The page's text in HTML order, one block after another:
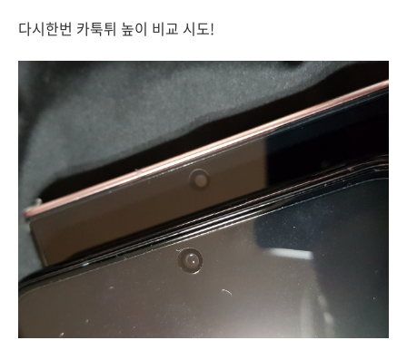
다시한번 카툭튀 높이 비교 시도!